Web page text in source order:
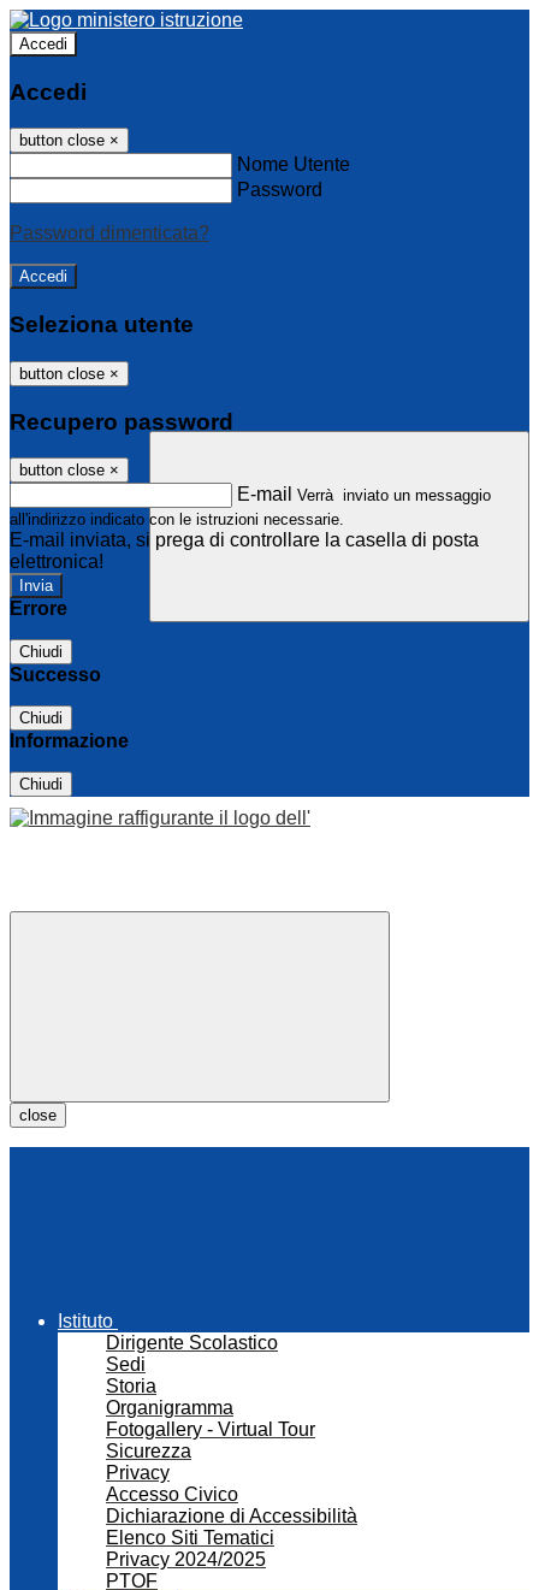
Accedi
Accedi
button close ×
Nome Utente
Password
Password dimenticata?
Seleziona utente
button close ×
Recupero password
button close ×
E-mail Verrà inviato un messaggio
all'indirizzo indicato con le istruzioni necessarie.
E-mail inviata, si prega di controllare la casella di posta
elettronica!
Errore
Chiudi
Successo
Chiudi
Informazione
Chiudi
close
Istituto
Dirigente Scolastico
Sedi
Storia
Organigramma
Fotogallery - Virtual Tour
Sicurezza
Privacy
Accesso Civico
Dichiarazione di Accessibilità
Elenco Siti Tematici
Privacy 2024/2025
PTOF